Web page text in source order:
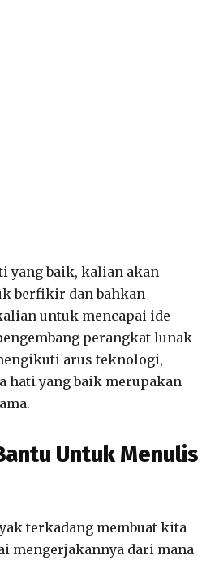
yang baik, kalian akan
berfikir dan bahkan
untuk mencapai ide
perangkat lunak
arus teknologi,
hati yang baik merupakan
Untuk Menulis
terkadang membuat kita
mengerjakannya dari mana